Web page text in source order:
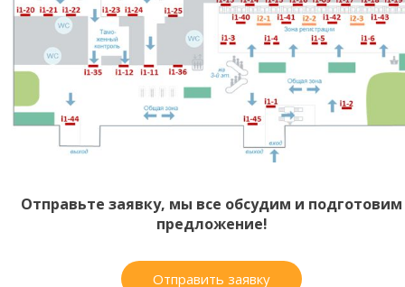
Отправьте заявку, мы все обсудим и подготовим
предложение!
Отправить заявку